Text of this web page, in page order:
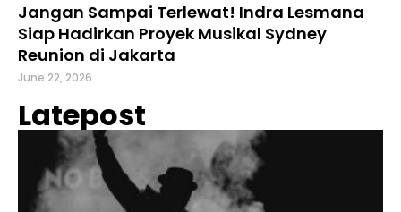
Jangan Sampai Terlewat! Indra Lesmana
Siap Hadirkan Proyek Musikal Sydney
Reunion di Jakarta
June 22, 2026
Latepost